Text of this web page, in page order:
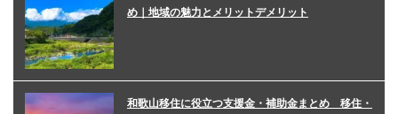
め｜地域の魅力とメリットデメリット
和歌山移住に役立つ支援金・補助金まとめ 移住・